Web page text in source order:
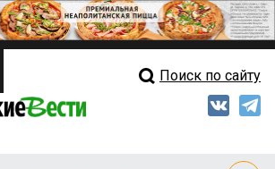
Свежий выпускПоиск по сайту